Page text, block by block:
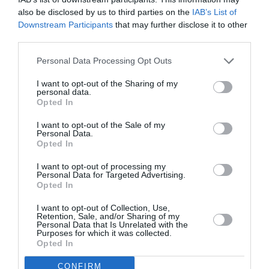
also be disclosed by us to third parties on the IAB’s List of
Downstream Participants that may further disclose it to other
Personal Data Processing Opt Outs
I want to opt-out of the Sharing of my
personal data.
Opted In
I want to opt-out of the Sale of my
Personal Data.
Opted In
I want to opt-out of processing my
Personal Data for Targeted Advertising.
Opted In
I want to opt-out of Collection, Use,
Retention, Sale, and/or Sharing of my
Personal Data that Is Unrelated with the
Purposes for which it was collected.
Opted In
CONFIRM
parvient à s’imposer même au sein de compagnies comme
Air Canada, qui avait privilégié les MAX récemment.
permet pour Airbus des prix de vente conséquents, avec des
cash-machines.
Air Canada s’est certainement rendus compte d’avoir fait une
erreur stratégique en prenant du Max car la gamme ne
et distance.
Pour le coût, ils ont des équipages formés sur les deux
gammes donc en dehors d’un peu moins de souplesse, c’est
essentiellement sur la maintenance que le coût sera
supérieur.